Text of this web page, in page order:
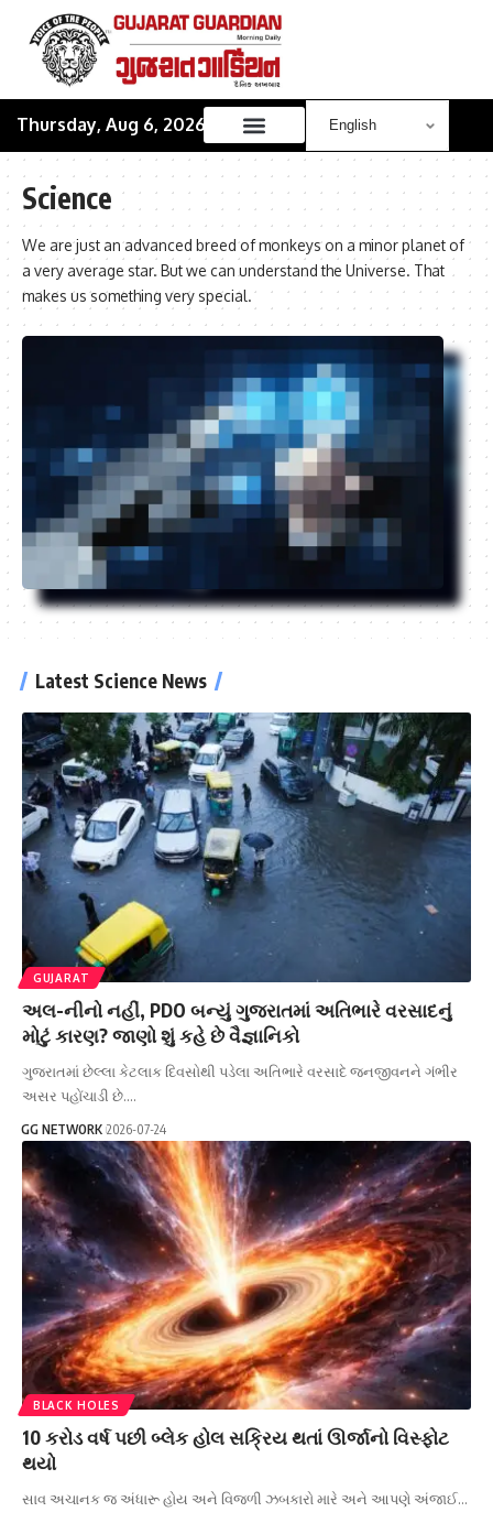
Thursday, Aug 6, 2026
Science
We are just an advanced breed of monkeys on a minor planet of
a very average star. But we can understand the Universe. That
makes us something very special.
Latest Science News
GUJARAT
અલ-નીનો નહીં, PDO બન્યું ગુજરાતમાં અતિભારે વરસાદનું
મોટું કારણ? જાણો શું કહે છે વૈજ્ઞાનિકો
ગુજરાતમાં છેલ્લા કેટલાક દિવસોથી પડેલા અતિભારે વરસાદે જનજીવનને ગંભીર
અસર પહોંચાડી છે.…
GG NETWORK 2026-07-24
BLACK HOLES
10 કરોડ વર્ષ પછી બ્લેક હોલ સક્રિય થતાં ઊર્જાનો વિસ્ફોટ
થયો
સાવ અચાનક જ અંધારૂ હોય અને વિજળી ઝબકારો મારે અને આપણે અંજાઈ…